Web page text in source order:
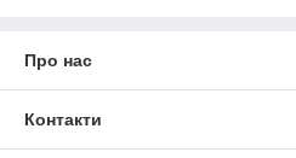
Про нас
Контакти